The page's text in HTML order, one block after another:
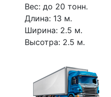
Вес: до 20 тонн.
Длина: 13 м.
Ширина: 2.5 м.
Высотра: 2.5 м.